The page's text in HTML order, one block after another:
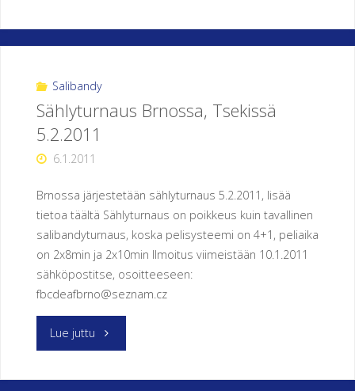
SM-
turnaus"
Salibandy
Sählyturnaus Brnossa, Tsekissä
5.2.2011
6.1.2011
Brnossa järjestetään sählyturnaus 5.2.2011, lisää
tietoa täältä Sählyturnaus on poikkeus kuin tavallinen
salibandyturnaus, koska pelisysteemi on 4+1, peliaika
on 2x8min ja 2x10min Ilmoitus viimeistään 10.1.2011
sähköpostitse, osoitteeseen:
fbcdeafbrno@seznam.cz
Lue juttu"Sählyturnaus